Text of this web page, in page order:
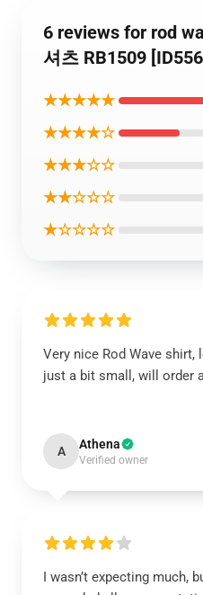
6 reviews for rod
셔츠 RB1509
★★★★★
★★★★☆
★★★☆☆
★★☆☆☆
★☆☆☆☆
Very nice Rod Wave
just a bit small, will order
A Athena
Verified owner
I wasn’t expecting much,